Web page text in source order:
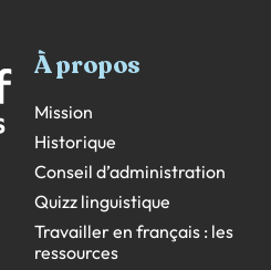
À propos
Mission
Historique
Conseil d’administration
Quizz linguistique
Travailler en français : les
ressources